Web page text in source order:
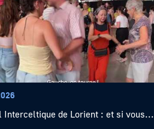
Interceltique de Lorient : et si vous...